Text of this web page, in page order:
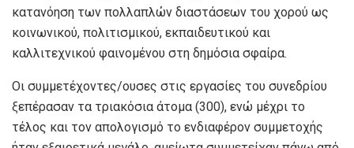
κατανόηση των πολλαπλών διαστάσεων του χορού ως
κοινωνικού, πολιτισμικού, εκπαιδευτικού και
καλλιτεχνικού φαινομένου στη δημόσια σφαίρα.
Οι συμμετέχοντες/ουσες στις εργασίες του συνεδρίου
ξεπέρασαν τα τριακόσια άτομα (300), ενώ μέχρι το
τέλος και τον απολογισμό το ενδιαφέρον συμμετοχής